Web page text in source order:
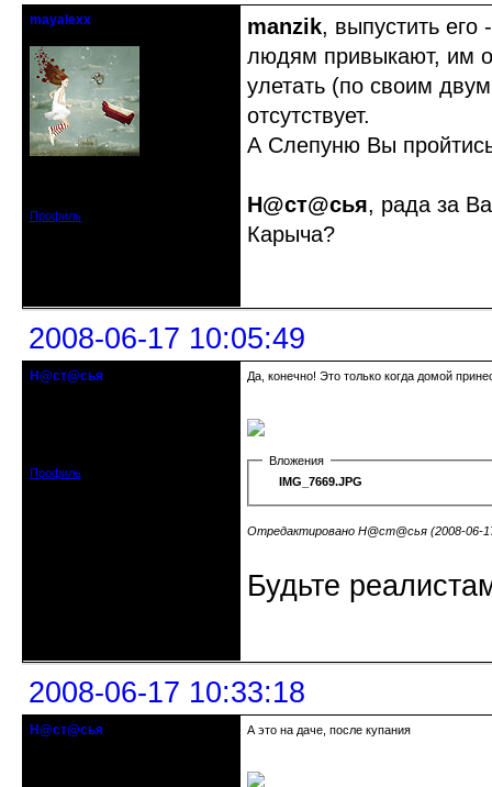
mayalexx
Профиль
manzik, выпустить его
людям привыкают, им
улетать (по своим
отсутствует.
А Слепуню Вы
Н@ст@сья, рада за
Карыча?
2008-06-17 10:05:49
Н@ст@сья
Профиль
Да, конечно! Это только когда домой
Вложения
IMG_7669.JPG
Отредактировано Н@ст@сья (2008-06-
Будьте
2008-06-17 10:33:18
Н@ст@сья А это на даче, после купания